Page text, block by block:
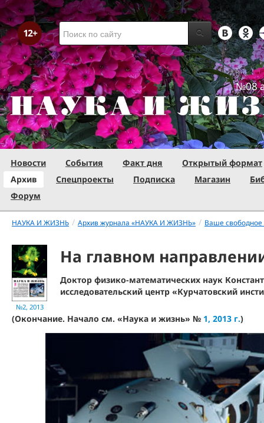
№08
Новости События Факт дня
Открытый формат
Архив
Спецпроекты Подписка Магазин
Форум
НАУКА И ЖИЗНЬ / Архив журнала «НАУКА И ЖИЗНЬ» / Ваше
№2, 2013
На главном
Доктор физико-математических наук
исследовательский центр «Курчатовский
(Окончание. Начало см. «Наука и жизнь» № 1, 2013 г.)